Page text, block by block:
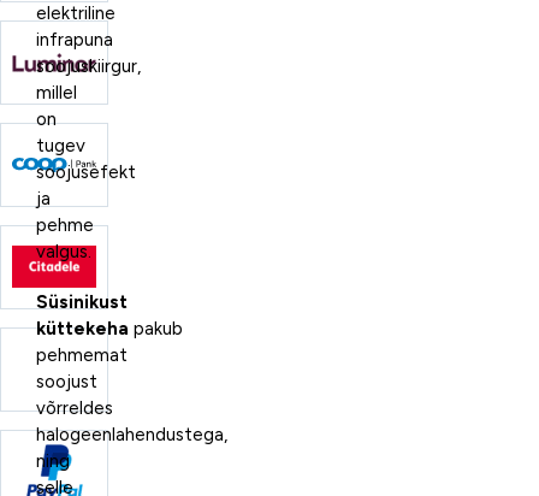
elektriline
infrapuna
soojuskiirgur,
millel
on
tugev
soojusefekt
ja
pehme
valgus.
Süsinikust
küttekeha pakub
pehmemat
soojust
võrreldes
halogeenlahendustega,
ning
selle